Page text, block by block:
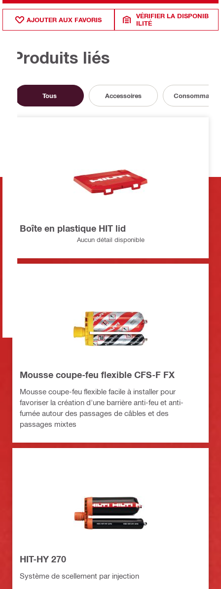
AJOUTER AUX FAVORIS
VÉRIFIER LA DISPONIB
ILITÉ
Produits liés
Tous Accessoires Consommables
Boîte en plastique HIT lid
Aucun détail disponible
Mousse coupe-feu flexible CFS-F FX
Mousse coupe-feu flexible facile à installer pour
favoriser la création d'une barrière anti-feu et anti-
fumée autour des passages de câbles et des
passages mixtes
HIT-HY 270
Système de scellement par injection